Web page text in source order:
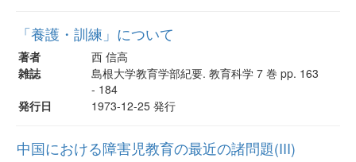
「養護・訓練」について
著者
西 信高
雑誌
島根大学教育学部紀要. 教育科学 7 巻 pp. 163
- 184
発行日
1973-12-25 発行
中国における障害児教育の最近の諸問題(III)